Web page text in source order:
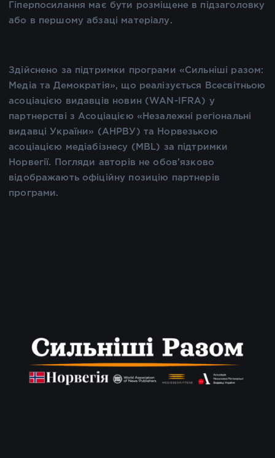
Гіперпосилання має бути розміщене в підзаголовку
або в першому абзаці матеріалу.
Здійснено за підтримки програми «Сильніші разом:
Медіа та Демократія», що реалізується Всесвітньою
асоціацією видавців новин (WAN-IFRA) у
партнерстві з Асоціацією «Незалежні регіональні
видавці України» (АНРВУ) та Норвезькою
асоціацією медіабізнесу (MBL) за підтримки
Норвегії. Погляди авторів не обов’язково
відображають офіційну позицію партнерів
програми.